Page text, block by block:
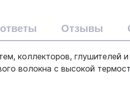
Отзывы
коллекторов,
волокна с высокой